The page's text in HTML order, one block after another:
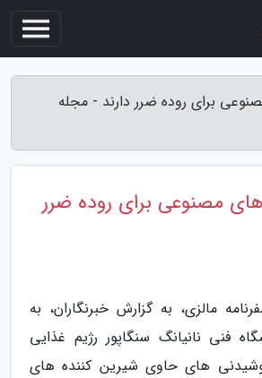
برای روده ضرر دارند - مجله
مصنوعی برای روده ضرر
مالزی، به گزارش خبرنگاران، به
فنی نانیانگ سنگاپور رژیم غذایی
های حاوی شیرین کننده های